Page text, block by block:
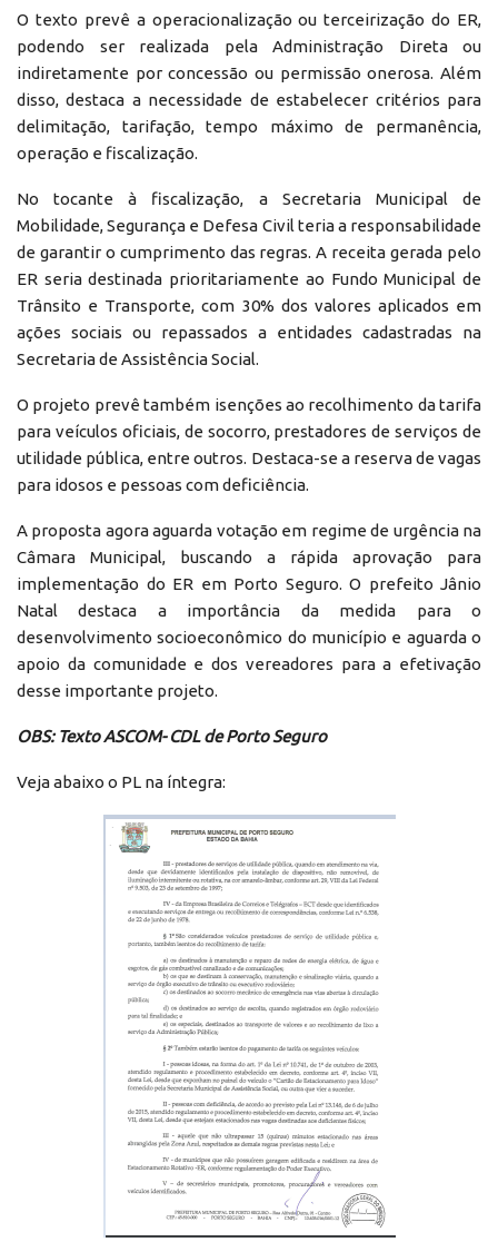
O texto prevê a operacionalização ou terceirização do ER,
podendo ser realizada pela Administração Direta ou
indiretamente por concessão ou permissão onerosa. Além
disso, destaca a necessidade de estabelecer critérios para
delimitação, tarifação, tempo máximo de permanência,
operação e fiscalização.
No tocante à fiscalização, a Secretaria Municipal de
Mobilidade, Segurança e Defesa Civil teria a responsabilidade
de garantir o cumprimento das regras. A receita gerada pelo
ER seria destinada prioritariamente ao Fundo Municipal de
Trânsito e Transporte, com 30% dos valores aplicados em
ações sociais ou repassados a entidades cadastradas na
Secretaria de Assistência Social.
O projeto prevê também isenções ao recolhimento da tarifa
para veículos oficiais, de socorro, prestadores de serviços de
utilidade pública, entre outros. Destaca-se a reserva de vagas
para idosos e pessoas com deficiência.
A proposta agora aguarda votação em regime de urgência na
Câmara Municipal, buscando a rápida aprovação para
implementação do ER em Porto Seguro. O prefeito Jânio
Natal destaca a importância da medida para o
desenvolvimento socioeconômico do município e aguarda o
apoio da comunidade e dos vereadores para a efetivação
desse importante projeto.
OBS: Texto ASCOM- CDL de Porto Seguro
Veja abaixo o PL na íntegra: